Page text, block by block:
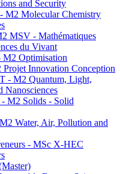
and Security
M2 Molecular Chemistry
MSV - Mathématiques
du Vivant
Optimisation
Innovation Conception
- M2 Quantum, Light,
Nanosciences
M2 Solids - Solid
Water, Air, Pollution and
- MSc X-HEC